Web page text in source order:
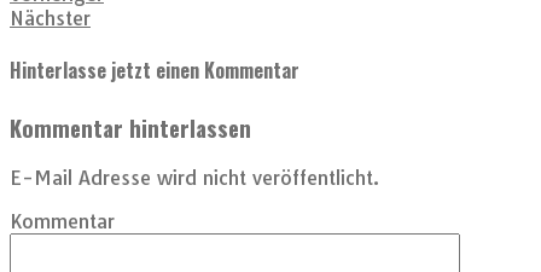
Nächster
Hinterlasse jetzt einen Kommentar
Kommentar hinterlassen
E-Mail Adresse wird nicht veröffentlicht.
Kommentar